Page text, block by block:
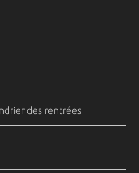
des rentrées